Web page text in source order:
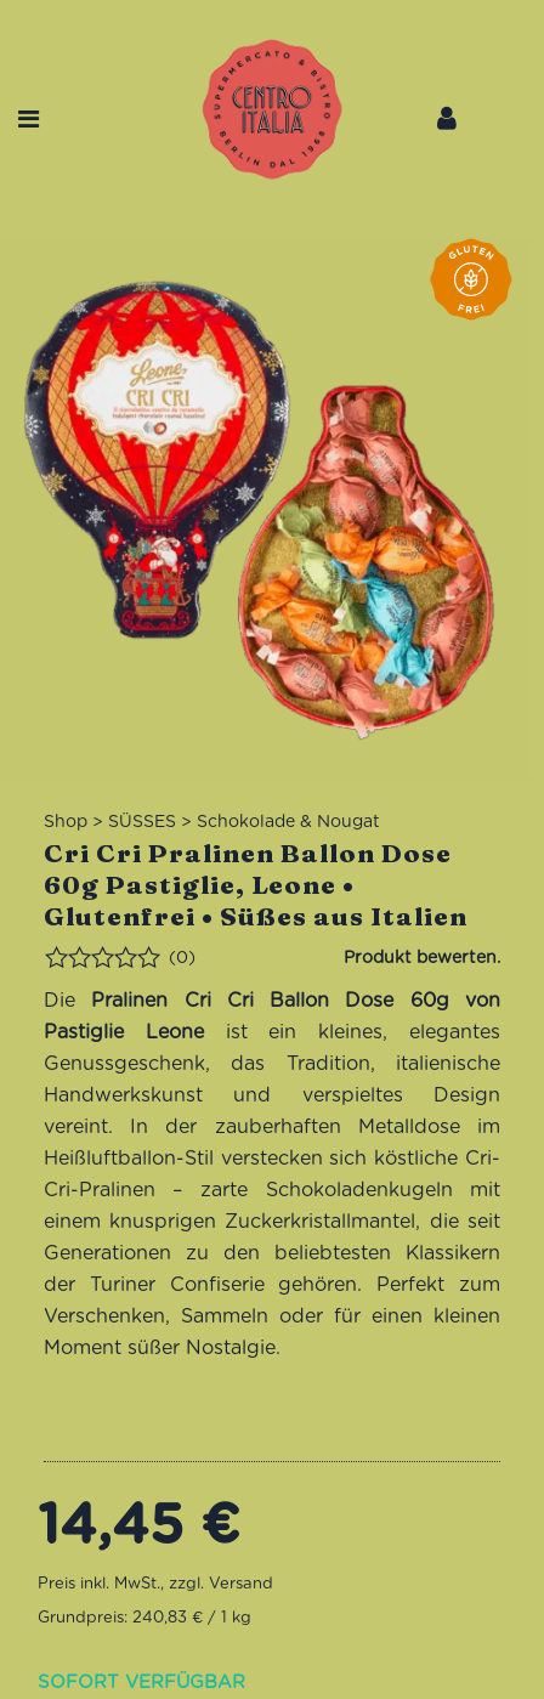
Shop> SÜSSES > Schokolade & Nougat
Cri Cri Pralinen Ballon Dose
60g Pastiglie, Leone •
Glutenfrei • Süßes aus Italien
Bewertet
(0)
Die Pralinen Cri Cri Ballon Dose 60g von
Pastiglie Leoneist ein kleines, elegantes
Genussgeschenk, das Tradition, italienische
Handwerkskunst und verspieltes Design
vereint. In der zauberhaften Metalldose im
Heißluftballon-Stil verstecken sich köstliche Cri-
Cri-Pralinen – zarte Schokoladenkugeln mit
einem knusprigen Zuckerkristallmantel, die seit
Generationen zu den beliebtesten Klassikern
der Turiner Confiserie gehören. Perfekt zum
Verschenken, Sammeln oder für einen kleinen
Moment süßer Nostalgie.
14,45 €
Grundpreis: 240,83 € / 1 kg
SOFORT VERFÜGBAR